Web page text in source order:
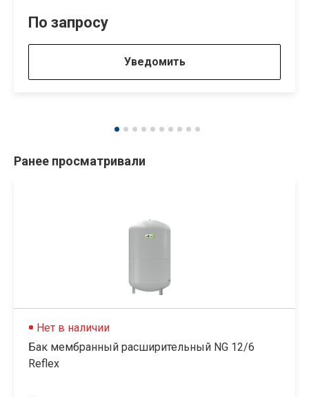
По запросу
Уведомить
Ранее просматривали
Нет в наличии
Бак мембранный расширительный NG 12/6
Reflex